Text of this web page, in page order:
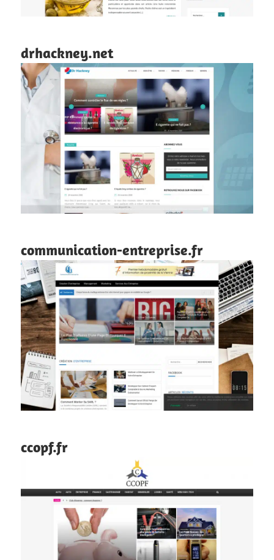
drhackney.net
communication-entreprise.fr
ccopf.fr